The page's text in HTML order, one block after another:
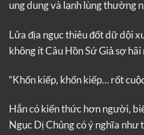
ung dung và lạnh lùng thường
Lửa địa ngục thiêu đốt dữ dội
không ít Câu Hồn Sứ Giả sợ
“Khốn kiếp, khốn kiếp… rốt
Hắn có kiến thức hơn người,
Ngục Dị Chủng có ý nghĩa như